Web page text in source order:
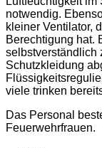
notwendig.
kleiner Ventilator,
Berechtigung hat.
selbstverständlich
Schutzkleidung
viele trinken
Das Personal
Feuerwehrfrauen.